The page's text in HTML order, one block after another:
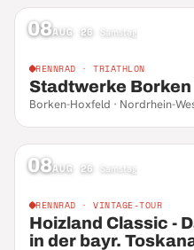
08AUG 26 Samstag
RENNRAD · TRIATHLON
Stadtwerke
Borken-Hoxfeld · Nordrhein-
08AUG 26 Samstag
RENNRAD · VINTAGE-TOUR
Hoizland Classic -
in der bayr.